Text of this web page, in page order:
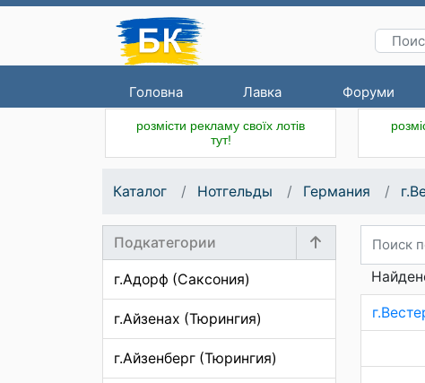
Головна Лавка Форуми
розмісти рекламу своїх лотів
тут!
Каталог Нотгельды Германия
Подкатегории
г.Адорф (Саксония)
г.Айзенах (Тюрингия)
г.Айзенберг (Тюрингия)